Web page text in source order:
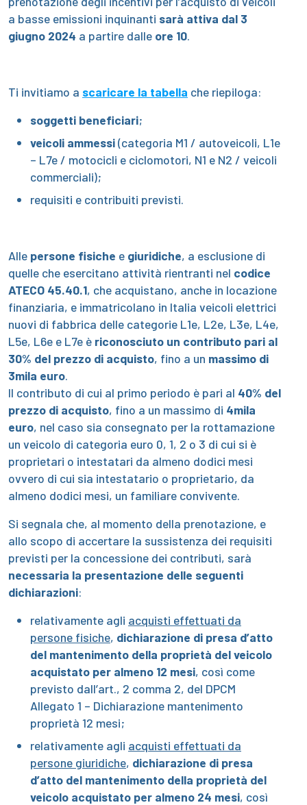
a basse emissioni inquinanti sarà attiva dal 3
giugno 2024 a partire dalle ore 10.
Ti invitiamo a scaricare la tabella che riepiloga:
soggetti beneficiari;
veicoli ammessi(categoria M1 / autoveicoli, L1e
– L7e / motocicli e ciclomotori, N1 e N2 / veicoli
commerciali);
requisiti e contribuiti previsti.
Alle persone fisiche e giuridiche, a esclusione di
quelle che esercitano attività rientranti nel codice
ATECO 45.40.1, che acquistano, anche in locazione
finanziaria, e immatricolano in Italia veicoli elettrici
nuovi di fabbrica delle categorie L1e, L2e, L3e, L4e,
L5e, L6e e L7e è riconosciuto un contributo pari al
30% del prezzo di acquisto, fino a un massimo di
3mila euro.
Il contributo di cui al primo periodo è pari al 40% del
prezzo di acquisto, fino a un massimo di 4mila
euro, nel caso sia consegnato per la rottamazione
un veicolo di categoria euro 0, 1, 2 o 3 di cui si è
proprietari o intestatari da almeno dodici mesi
ovvero di cui sia intestatario o proprietario, da
almeno dodici mesi, un familiare convivente.
Si segnala che, al momento della prenotazione, e
allo scopo di accertare la sussistenza dei requisiti
previsti per la concessione dei contributi, sarà
necessaria la presentazione delle seguenti
dichiarazioni:
relativamente agli acquisti effettuati da
persone fisiche, dichiarazione di presa d’atto
del mantenimento della proprietà del veicolo
acquistato per almeno 12 mesi, così come
previsto dall’art., 2 comma 2, del DPCM
Allegato 1 – Dichiarazione mantenimento
proprietà 12 mesi;
relativamente agli acquisti effettuati da
persone giuridiche, dichiarazione di presa
d’atto del mantenimento della proprietà del
veicolo acquistato per almeno 24 mesi, così